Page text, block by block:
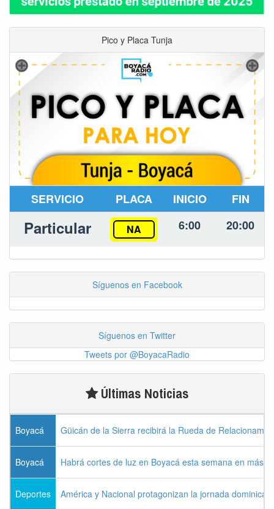
Pico y Placa Tunja
SERVICIO PLACA INICIO FIN
Particular NA 6:00 20:00
Síguenos en Facebook
Síguenos en Twitter
Tweets por @BoyacaRadio
Últimas Noticias
Boyacá Güicán de la Sierra recibirá la Rueda de
Boyacá Habrá cortes de luz en Boyacá esta semana en más
Deportes América y Nacional protagonizan la jornada dominical